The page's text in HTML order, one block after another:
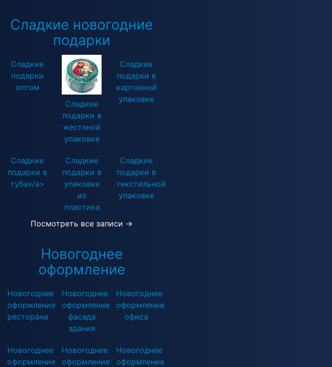
Сладкие новогодние
подарки
Сладкие
подарки
оптом
Сладкие
подарки в
жестяной
упаковке
Сладкие
подарки в
картонной
упаковке
Сладкие
подарки в
тубах/a>
Сладкие
подарки в
упаковке
из
пластика
Сладкие
подарки в
текстильной
упаковке
Посмотреть все записи →
Новогоднее
оформление
Новогоднее
оформление
ресторана
Новогоднее
оформление
фасада
здания
Новогоднее
оформление
офиса
Новогоднее
оформление
Новогоднее
оформление
Новогоднее
оформление